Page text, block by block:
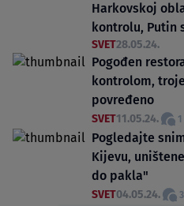
Harkovskoj
kontrolu, Putin
SVET28.05.24.
Pogođen
kontrolom,
povređeno
SVET11.05.24. 1
Pogledajte
Kijevu,
do pakla"
SVET04.05.24. 3